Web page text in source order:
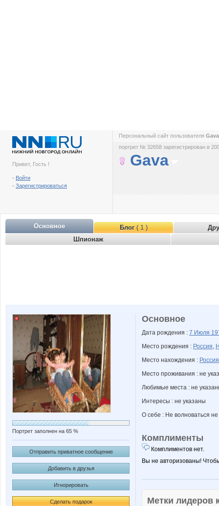
Привет, Гость !
- Войти
- Зарегистрироваться
Персональный сайт пользователя
портрет № 32658 зарегистрирован в
Gava
Основное Блог( 1 )
Шпионаж
Портрет заполнен на 65 %
Отправить приватное сообщение
Добавить в друзья
Игнорировать
Сделать подарок
Основное
Дата рождения : 7 Июля
Место рождения : Россия,
Место нахождения : Россия
Место проживания : не
Любимые места : не
Интересы : не указаны
О себе : Не волноваться
Комплименты
Комплиментов нет.
Вы не авторизованы!
Метки